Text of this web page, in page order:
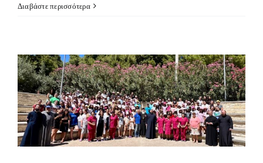
Διαβάστε περισσότερα